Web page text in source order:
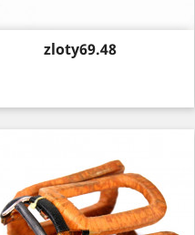
Price
zloty69.48